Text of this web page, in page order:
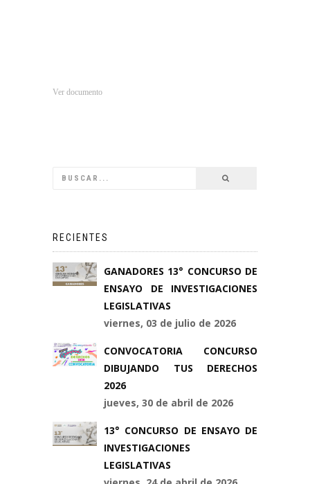
Ver documento
RECIENTES
GANADORES 13° CONCURSO DE
ENSAYO DE INVESTIGACIONES
LEGISLATIVAS
viernes, 03 de julio de 2026
CONVOCATORIA CONCURSO
DIBUJANDO TUS DERECHOS
2026
jueves, 30 de abril de 2026
13° CONCURSO DE ENSAYO DE
INVESTIGACIONES
LEGISLATIVAS